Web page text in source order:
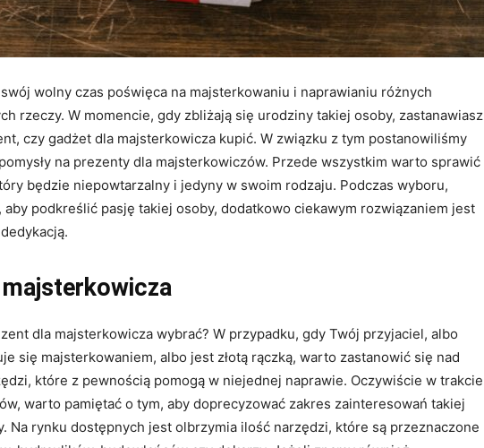
wolny czas poświęca na majsterkowaniu i naprawianiu różnych
rzeczy. W momencie, gdy zbliżają się urodziny takiej osoby, zastanawiasz
czy gadżet dla majsterkowicza kupić. W związku z tym postanowiliśmy
na prezenty dla majsterkowiczów. Przede wszystkim warto sprawić
będzie niepowtarzalny i jedyny w swoim rodzaju. Podczas wyboru,
podkreślić pasję takiej osoby, dodatkowo ciekawym rozwiązaniem jest
dla majsterkowicza wybrać? W przypadku, gdy Twój przyjaciel, albo
się majsterkowaniem, albo jest złotą rączką, warto zastanowić się nad
które z pewnością pomogą w niejednej naprawie. Oczywiście w trakcie
warto pamiętać o tym, aby doprecyzować zakres zainteresowań takiej
Na rynku dostępnych jest olbrzymia ilość narzędzi, które są przeznaczone